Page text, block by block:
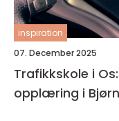
inspiration
07. December 2025
Trafikkskole i
opplæring i